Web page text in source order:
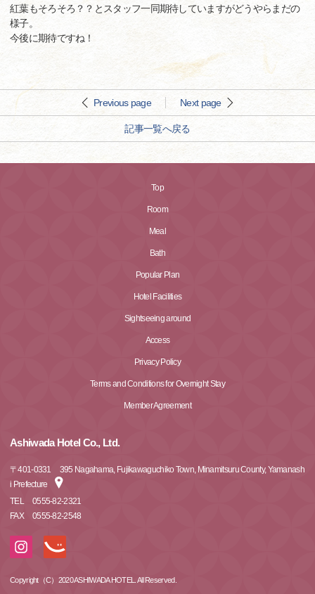
紅葉もそろそろ？？とスタッフ一同期待していますがどうやらまだの
様子。
今後に期待ですね！
Previous page Next page
記事一覧へ戻る
Top
Room
Meal
Bath
Popular Plan
Hotel Facilities
Sightseeing around
Access
Privacy Policy
Terms and Conditions for Overnight Stay
Member Agreement
Ashiwada Hotel Co., Ltd.
〒401-0331
395 Nagahama, Fujikawaguchiko Town, Minamitsuru County, Yamanash
i Prefecture
TEL
0555-82-2321
FAX
0555-82-2548
Copyright（C）2020 ASHIWADA HOTEL. All Reserved.